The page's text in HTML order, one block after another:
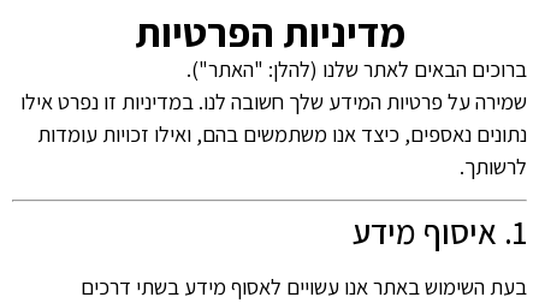
מדיניות הפרטיות
ברוכים הבאים לאתר שלנו (להלן: "האתר").
שמירה על פרטיות המידע שלך חשובה לנו. במדיניות זו נפרט אילו
נתונים נאספים, כיצד אנו משתמשים בהם, ואילו זכויות עומדות
לרשותך.
1. איסוף מידע
בעת השימוש באתר אנו עשויים לאסוף מידע בשתי דרכים